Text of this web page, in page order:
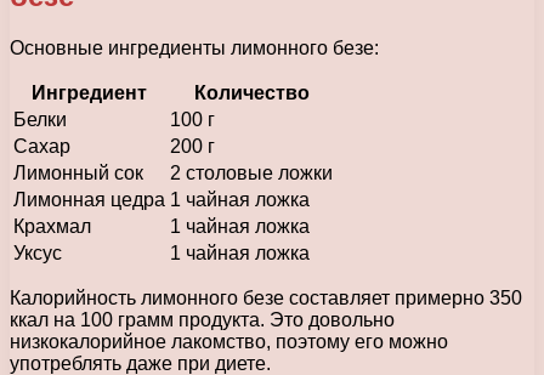
Основные ингредиенты лимонного безе:
Ингредиент
Количество
Белки
100 г
Сахар
200 г
Лимонный сок
2 столовые ложки
Лимонная цедра 1 чайная ложка
Крахмал
1 чайная ложка
Уксус
1 чайная ложка
Калорийность лимонного безе составляет примерно 350
ккал на 100 грамм продукта. Это довольно
низкокалорийное лакомство, поэтому его можно
употреблять даже при диете.